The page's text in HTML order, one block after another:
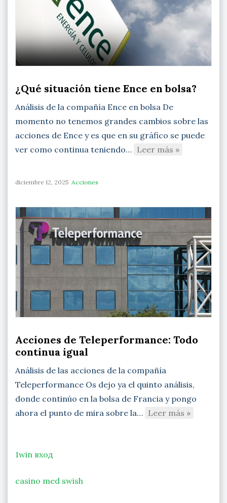
¿Qué situación tiene Ence en bolsa?
Análisis de la compañía Ence en bolsa De
momento no tenemos grandes cambios sobre las
acciones de Ence y es que en su gráfico se puede
ver como continua teniendo… Leer más »
diciembre 12, 2025 Acciones
Acciones de Teleperformance: Todo
continua igual
Análisis de las acciones de la compañía
Teleperformance Os dejo ya el quinto análisis,
donde continúo en la bolsa de Francia y pongo
ahora el punto de mira sobre la… Leer más »
1win вход
casino med swish